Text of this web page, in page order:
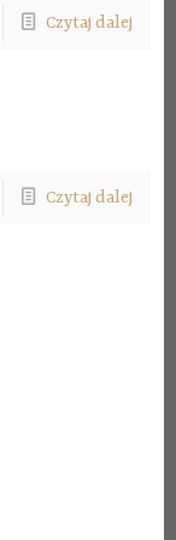
Czytaj dalej
Czytaj dalej